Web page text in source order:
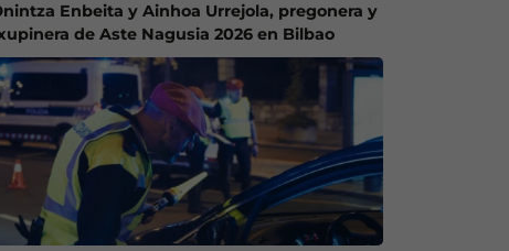
Enbeita y Ainhoa Urrejola, pregonera y
de Aste Nagusia 2026 en Bilbao